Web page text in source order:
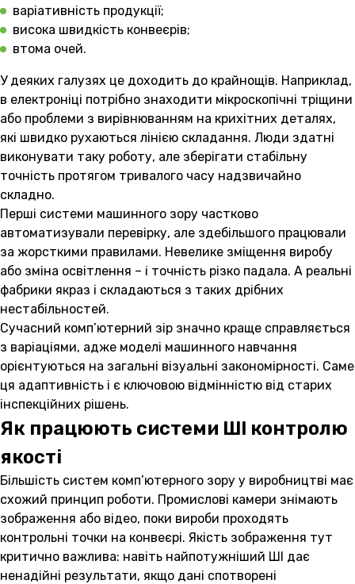
варіативність продукції;
висока швидкість конвеєрів;
втома очей.
У деяких галузях це доходить до крайнощів. Наприклад,
в електроніці потрібно знаходити мікроскопічні тріщини
або проблеми з вирівнюванням на крихітних деталях,
які швидко рухаються лінією складання. Люди здатні
виконувати таку роботу, але зберігати стабільну
точність протягом тривалого часу надзвичайно
складно.
Перші системи машинного зору частково
автоматизували перевірку, але здебільшого працювали
за жорсткими правилами. Невелике зміщення виробу
або зміна освітлення – і точність різко падала. А реальні
фабрики якраз і складаються з таких дрібних
нестабільностей.
Сучасний комп’ютерний зір значно краще справляється
з варіаціями, адже моделі машинного навчання
орієнтуються на загальні візуальні закономірності. Саме
ця адаптивність і є ключовою відмінністю від старих
інспекційних рішень.
Як працюють системи ШІ контролю
якості
Більшість систем комп’ютерного зору у виробництві має
схожий принцип роботи. Промислові камери знімають
зображення або відео, поки вироби проходять
контрольні точки на конвеєрі. Якість зображення тут
критично важлива: навіть найпотужніший ШІ дає
ненадійні результати, якщо дані спотворені